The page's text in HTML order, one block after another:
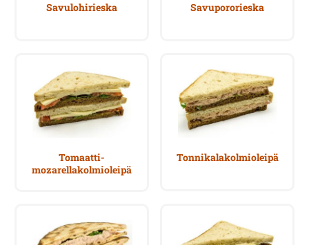
Savulohirieska Savupororieska
Tomaatti-
mozarellakolmioleipä
Tonnikalakolmioleipä